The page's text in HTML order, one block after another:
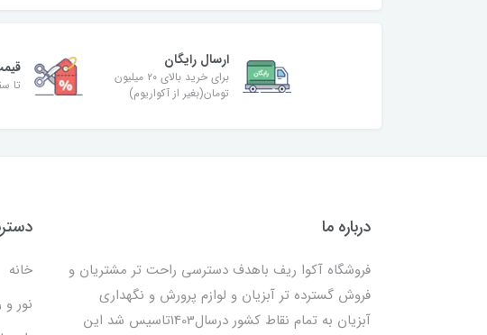
ارسال رایگان
برای خرید بالای ۲۰ میلیون
تومان(بغیر از آکواریوم)
تا سقف
درباره ما
فروشگاه آکوا ریف باهدف دسترسی راحت تر مشتریان و
فروش گسترده تر آبزیان و لوازم پرورش و نگهداری
آبزیان به تمام نقاط کشور درسال1403تاسیس شد این
خانه
نور